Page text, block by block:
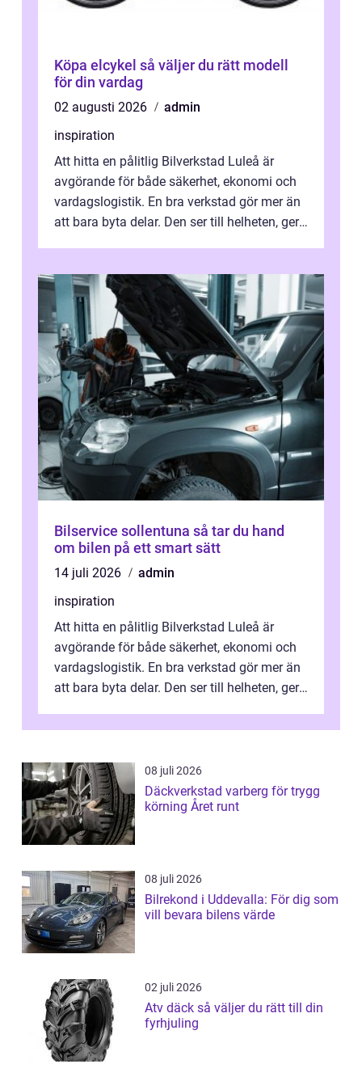
Köpa elcykel så väljer du rätt modell
för din vardag
02 augusti 2026
admin
inspiration
Att hitta en pålitlig Bilverkstad Luleå är
avgörande för både säkerhet, ekonomi och
vardagslogistik. En bra verkstad gör mer än
att bara byta delar. Den ser till helheten, ger
Bilservice sollentuna så tar du hand
om bilen på ett smart sätt
14 juli 2026
admin
inspiration
Att hitta en pålitlig Bilverkstad Luleå är
avgörande för både säkerhet, ekonomi och
vardagslogistik. En bra verkstad gör mer än
att bara byta delar. Den ser till helheten, ger
08 juli 2026
Däckverkstad varberg för trygg
körning Året runt
08 juli 2026
Bilrekond i Uddevalla: För dig som
vill bevara bilens värde
02 juli 2026
Atv däck så väljer du rätt till din
fyrhjuling